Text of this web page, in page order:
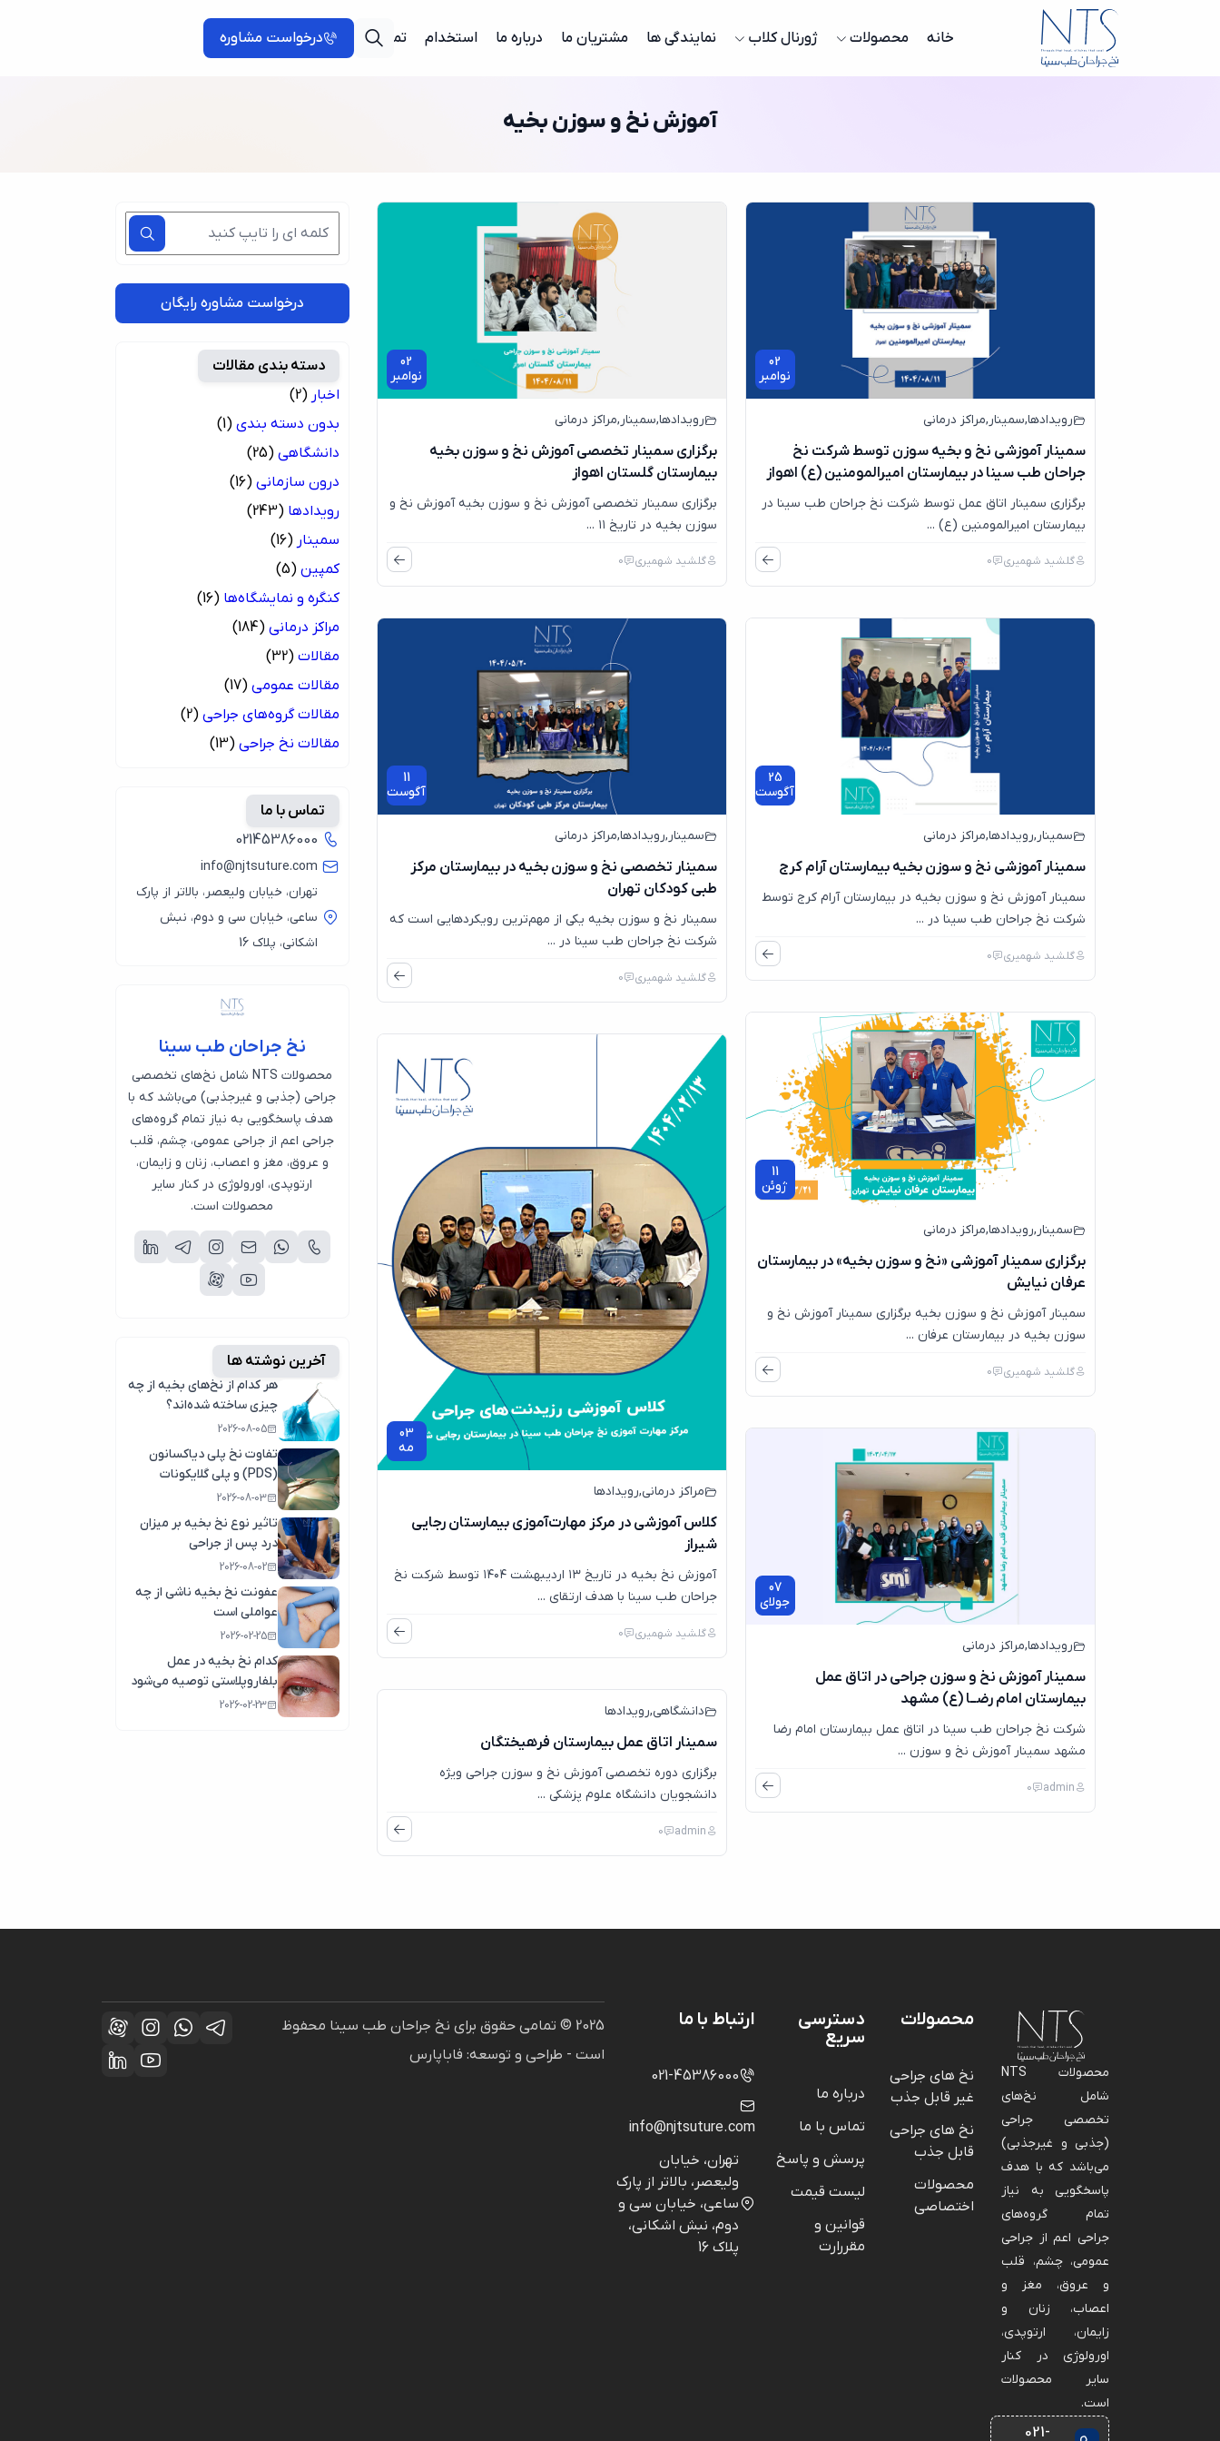
خانه محصولات ژورنال کلاب نمایندگی ها مشتریان ما درباره ما استخدام تماس با ما درخواست مشاوره
آموزش نخ و سوزن بخیه
02
نوامبر
رویدادها,سمینار,مراکز درمانی
سمینار آموزشی نخ و بخیه سوزن توسط شرکت نخ
جراحان طب سینا در بیمارستان امیرالمومنین (ع) اهواز
برگزاری سمینار اتاق عمل توسط شرکت نخ جراحان طب سینا در
بیمارستان امیرالمومنین (ع) ...
گلشید شهمیری 0
02
نوامبر
رویدادها,سمینار,مراکز درمانی
برگزاری سمینار تخصصی آموزش نخ و سوزن بخیه
بیمارستان گلستان اهواز
برگزاری سمینار تخصصی آموزش نخ و سوزن بخیه آموزش نخ و
سوزن بخیه در تاریخ ۱۱ ...
گلشید شهمیری 0
25
آگوست
سمینار,رویدادها,مراکز درمانی
سمینار آموزشی نخ و سوزن بخیه بیمارستان آرام کرج
سمینار آموزش نخ و سوزن بخیه در بیمارستان آرام کرج توسط
شرکت نخ جراحان طب سینا در ...
گلشید شهمیری 0
11
آگوست
سمینار,رویدادها,مراکز درمانی
سمینار تخصصی نخ و سوزن بخیه در بیمارستان مرکز
طبی کودکان تهران
سمینار نخ و سوزن بخیه یکی از مهم‌ترین رویکردهایی است که
شرکت نخ جراحان طب سینا در ...
گلشید شهمیری 0
11
ژوئن
سمینار,رویدادها,مراکز درمانی
برگزاری سمینار آموزشی «نخ و سوزن بخیه» در بیمارستان
عرفان نیایش
سمینار آموزش نخ و سوزن بخیه برگزاری سمینار آموزش نخ و
سوزن بخیه در بیمارستان عرفان ...
گلشید شهمیری 0
03
مه
مراکز درمانی,رویدادها
کلاس آموزشی در مرکز مهارت‌آموزی بیمارستان رجایی
شیراز
آموزش نخ بخیه در تاریخ ۱۳ اردیبهشت ۱۴۰۴ توسط شرکت نخ
جراحان طب سینا با هدف ارتقای ...
گلشید شهمیری 0
07
جولای
رویدادها,مراکز درمانی
سمینار آموزش نخ و سوزن جراحی در اتاق عمل
بیمارستان امام رضــا (ع) مشهد
شرکت نخ جراحان طب سینا در اتاق عمل بیمارستان امام رضا
مشهد سمینار آموزش نخ و سوزن ...
admin
0
30
دانشگاهی,رویدادها
سمینار اتاق عمل بیمارستان فرهیختگان
برگزاری دوره تخصصی آموزش نخ و سوزن جراحی ویژه
دانشجویان دانشگاه علوم پزشکی ...
admin
0
درخواست مشاوره رایگان
دسته بندی مقالات
اخبار (2)
بدون دسته بندی (1)
دانشگاهی (25)
درون سازمانی (16)
رویدادها (243)
سمینار (16)
کمپین (5)
کنگره و نمایشگاه‌ها (16)
مراکز درمانی (184)
مقالات (32)
مقالات عمومی (17)
مقالات گروه‌های جراحی (2)
مقالات نخ جراحی (13)
تماس با ما
02145386000
info@njtsuture.com
تهران، خیابان ولیعصر، بالاتر از پارک
ساعی، خیابان سی و دوم، نبش
اشکانی، پلاک 16
نخ جراحان طب سینا
محصولات NTS شامل نخ‌های تخصصی
جراحی (جذبی و غیرجذبی) می‌باشد که با
هدف پاسخگویی به نیاز تمام گروه‌های
جراحی اعم از جراحی عمومی، چشم، قلب
و عروق، مغز و اعصاب، زنان و زایمان،
ارتوپدی، اورولوژی در کنار سایر
محصولات است.
آخرین نوشته ها
هر کدام از نخ‌های بخیه از چه
چیزی ساخته شده‌اند؟
2026-08-05
تفاوت نخ پلی دیاکسانون
(PDS) و پلی گلایکونات
(مکسون)
2026-08-03
تاثیر نوع نخ بخیه بر میزان
درد پس از جراحی
2026-08-02
عفونت نخ بخیه ناشی از چه
عواملی است
2026-02-25
کدام نخ بخیه در عمل
بلفاروپلاستی توصیه می‌شود
2026-02-23
محصولات NTS
شامل نخ‌های
تخصصی جراحی
(جذبی و غیرجذبی)
می‌باشد که با هدف
پاسخگویی به نیاز
تمام گروه‌های
جراحی اعم از جراحی
عمومی، چشم، قلب
و عروق، مغز و
اعصاب، زنان و
زایمان، ارتوپدی،
اورولوژی در کنار
سایر محصولات
است.
021-
محصولات
نخ های جراحی
غیر قابل جذب
نخ های جراحی
قابل جذب
محصولات
اختصاصی
دسترسی
سریع
درباره ما
تماس با ما
پرسش و پاسخ
لیست قیمت
قوانین و
مقررارت
ارتباط با ما
021-45386000
info@njtsuture.com
تهران، خیابان
ولیعصر، بالاتر از پارک
ساعی، خیابان سی و
دوم، نبش اشکانی،
پلاک 16
2025 © تمامی حقوق برای نخ جراحان طب سینا محفوظ
است - طراحی و توسعه: فاباپارس